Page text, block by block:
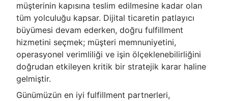
müşterinin kapısına teslim edilmesine kadar olan
tüm yolculuğu kapsar. Dijital ticaretin patlayıcı
büyümesi devam ederken, doğru fulfillment
hizmetini seçmek; müşteri memnuniyetini,
operasyonel verimliliği ve işin ölçeklenebilirliğini
doğrudan etkileyen kritik bir stratejik karar haline
gelmiştir.
Günümüzün en iyi fulfillment partnerleri,